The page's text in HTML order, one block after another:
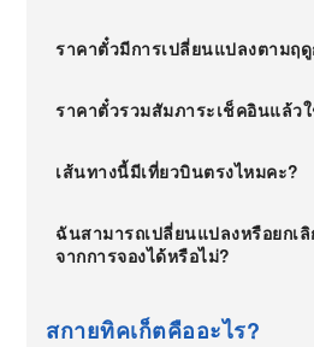
ราคาตั๋วมีการเปลี่ยนแปลงตามฤ
ราคาตั๋วรวมสัมภาระเช็คอินแล้ว
เส้นทางนี้มีเที่ยวบินตรงไหมคะ?
ฉันสามารถเปลี่ยนแปลงหรือยกเ
จากการจองได้หรือไม่?
สกายทิคเก็ตคืออะไร?